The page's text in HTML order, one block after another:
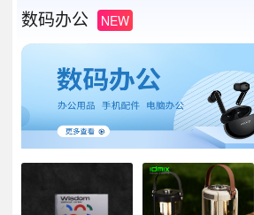
数码办公 NEW